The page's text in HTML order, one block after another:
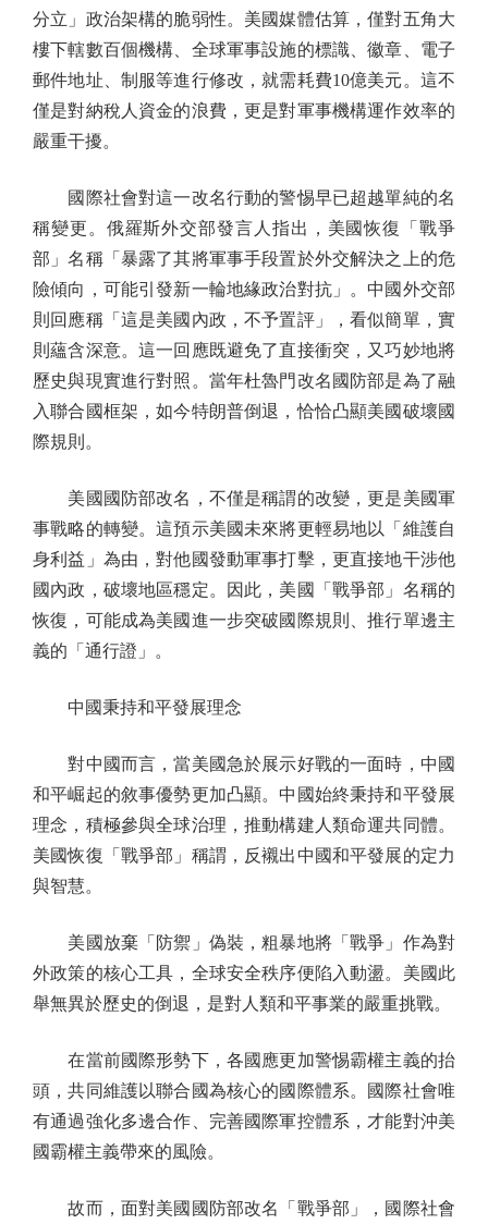
分立」政治架構的脆弱性。美國媒體估算，僅對五角大
樓下轄數百個機構、全球軍事設施的標識、徽章、電子
郵件地址、制服等進行修改，就需耗費10億美元。這不
僅是對納稅人資金的浪費，更是對軍事機構運作效率的
嚴重干擾。
國際社會對這一改名行動的警惕早已超越單純的名
稱變更。俄羅斯外交部發言人指出，美國恢復「戰爭
部」名稱「暴露了其將軍事手段置於外交解決之上的危
險傾向，可能引發新一輪地緣政治對抗」。中國外交部
則回應稱「這是美國內政，不予置評」，看似簡單，實
則蘊含深意。這一回應既避免了直接衝突，又巧妙地將
歷史與現實進行對照。當年杜魯門改名國防部是為了融
入聯合國框架，如今特朗普倒退，恰恰凸顯美國破壞國
際規則。
美國國防部改名，不僅是稱謂的改變，更是美國軍
事戰略的轉變。這預示美國未來將更輕易地以「維護自
身利益」為由，對他國發動軍事打擊，更直接地干涉他
國內政，破壞地區穩定。因此，美國「戰爭部」名稱的
恢復，可能成為美國進一步突破國際規則、推行單邊主
義的「通行證」。
中國秉持和平發展理念
對中國而言，當美國急於展示好戰的一面時，中國
和平崛起的敘事優勢更加凸顯。中國始終秉持和平發展
理念，積極參與全球治理，推動構建人類命運共同體。
美國恢復「戰爭部」稱謂，反襯出中國和平發展的定力
與智慧。
美國放棄「防禦」偽裝，粗暴地將「戰爭」作為對
外政策的核心工具，全球安全秩序便陷入動盪。美國此
舉無異於歷史的倒退，是對人類和平事業的嚴重挑戰。
在當前國際形勢下，各國應更加警惕霸權主義的抬
頭，共同維護以聯合國為核心的國際體系。國際社會唯
有通過強化多邊合作、完善國際軍控體系，才能對沖美
國霸權主義帶來的風險。
故而，面對美國國防部改名「戰爭部」，國際社會